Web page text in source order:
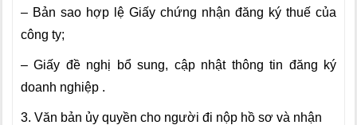
– Bản sao hợp lệ Giấy chứng nhận đăng ký thuế của
công ty;
– Giấy đề nghị bổ sung, cập nhật thông tin đăng ký
doanh nghiệp .
3. Văn bản ủy quyền cho người đi nộp hồ sơ và nhận